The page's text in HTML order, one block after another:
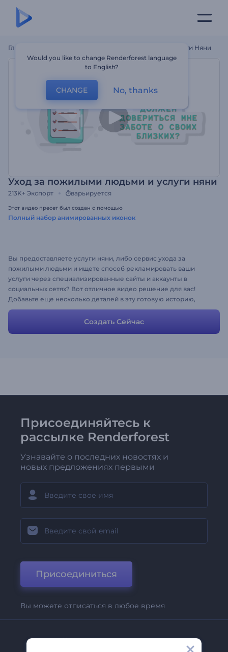
Главная Уход За Пожилыми Людьми И Услуги Няни
Уход за пожилыми людьми и услуги няни
213K+ Экспорт варьируется
Этот видео пресет был создан с помощью
Полный набор анимированных иконок
Вы предоставляете услуги няни, либо сервис ухода за
пожилыми людьми и ищете способ рекламировать ваши
услуги через специализированные сайты и аккаунты в
социальных сетях? Вот отличное видео решение для вас!
Добавьте еще несколько деталей в эту готовую историю,
чтобы представить свой рабочий профиль или используйте ее
в первоначальном виде для рекламы ваших услуг и поиска
новых возможностей.
Создать Сейчас
Присоединяйтесь к
рассылке Renderforest
Узнавайте о последних новостях и
новых предложениях первыми
Присоединиться
Вы можете отписаться в любое время
Компания
Would you like to change Renderforest language
to English?
CHANGE No, thanks